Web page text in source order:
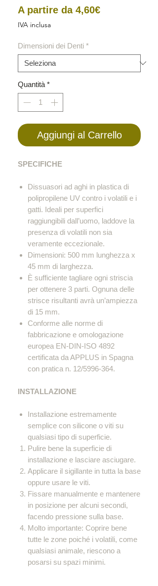
A partire da 4,60€Prezzo
IVA inclusa
Dimensioni dei Denti *
Quantità *
Aggiungi al Carrello
SPECIFICHE
Dissuasori ad aghi in plastica di
polipropilene UV contro i volatili e i
gatti. Ideali per superfici
raggiungibili dall’uomo, laddove la
presenza di volatili non sia
veramente eccezionale.
Dimensioni: 500 mm lunghezza x
45 mm di larghezza.
È sufficiente tagliare ogni striscia
per ottenere 3 parti. Ognuna delle
strisce risultanti avrà un’ampiezza
di 15 mm.
Conforme alle norme di
fabbricazione e omologazione
europea EN-DIN-ISO 4892
certificata da APPLUS in Spagna
con pratica n. 12/5996-364.
INSTALLAZIONE
Installazione estremamente
semplice con silicone o viti su
qualsiasi tipo di superficie.
Pulire bene la superficie di
installazione e lasciare asciugare.
Applicare il sigillante in tutta la base
oppure usare le viti.
Fissare manualmente e mantenere
in posizione per alcuni secondi,
facendo pressione sulla base.
Molto importante: Coprire bene
tutte le zone poiché i volatili, come
qualsiasi animale, riescono a
posarsi su spazi minimi.